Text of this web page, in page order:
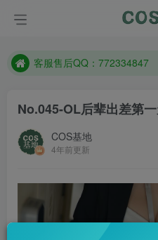
遇到任何问题加客服QQ：
客服售后QQ：772334847
防失联：百度搜索《一七天
No.045-OL后辈出差第
COS基地
4年前更新